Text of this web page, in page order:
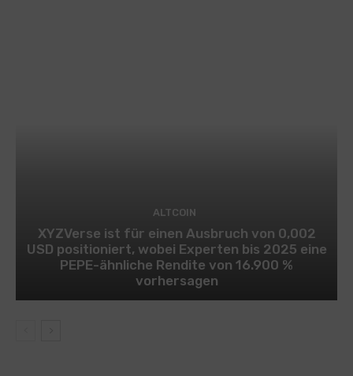
ALTCOIN
XYZVerse ist für einen Ausbruch von 0,002
USD positioniert, wobei Experten bis 2025 eine
PEPE-ähnliche Rendite von 16.900 %
vorhersagen